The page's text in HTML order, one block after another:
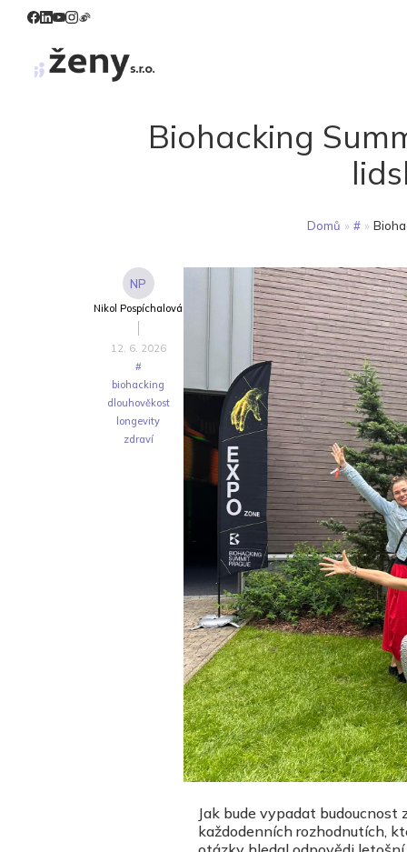
Biohacking
Domů » # »
NP
Nikol Pospíchalová
12. 6. 2026
#
biohacking
dlouhověkost
longevity
zdraví
Jak bude vypadat
každodenních rozhodnutích,